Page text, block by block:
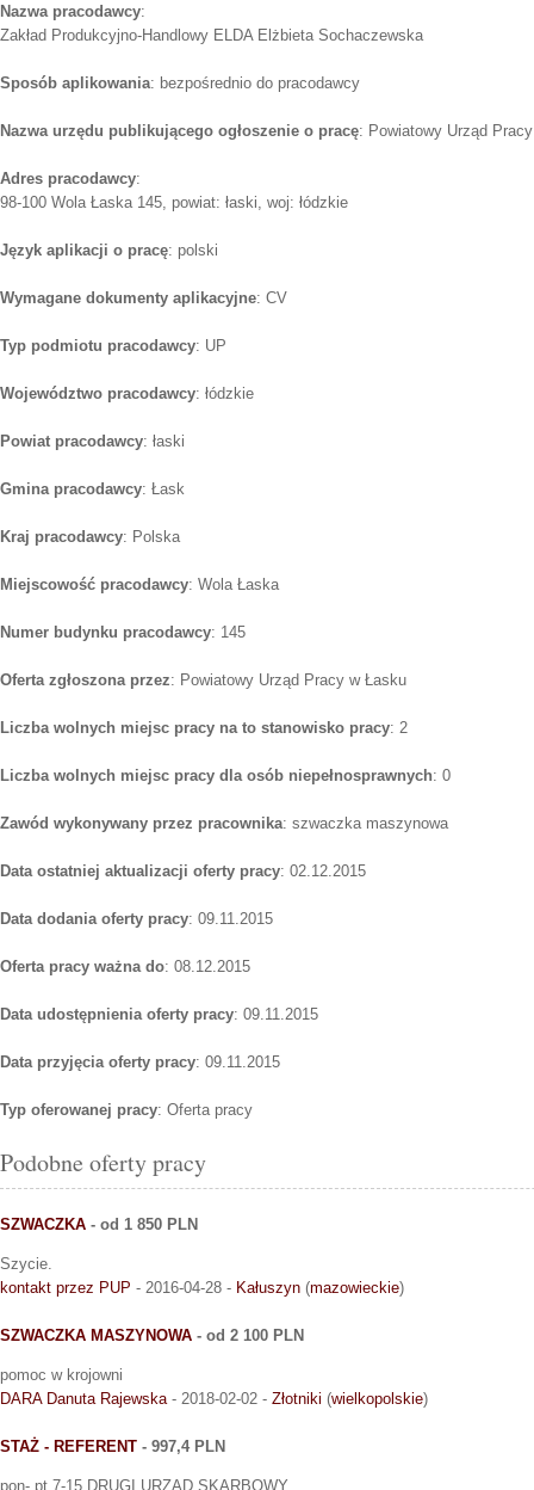
Nazwa pracodawcy:
Zakład Produkcyjno-Handlowy ELDA Elżbieta Sochaczewska
Sposób aplikowania: bezpośrednio do pracodawcy
Nazwa urzędu publikującego ogłoszenie o pracę: Powiatowy Urząd
Adres pracodawcy:
98-100 Wola Łaska 145, powiat: łaski, woj: łódzkie
Język aplikacji o pracę: polski
Wymagane dokumenty aplikacyjne: CV
Typ podmiotu pracodawcy: UP
Województwo pracodawcy: łódzkie
Powiat pracodawcy: łaski
Gmina pracodawcy: Łask
Kraj pracodawcy: Polska
Miejscowość pracodawcy: Wola Łaska
Numer budynku pracodawcy: 145
Oferta zgłoszona przez: Powiatowy Urząd Pracy w Łasku
Liczba wolnych miejsc pracy na to stanowisko pracy: 2
Liczba wolnych miejsc pracy dla osób niepełnosprawnych: 0
Zawód wykonywany przez pracownika: szwaczka maszynowa
Data ostatniej aktualizacji oferty pracy: 02.12.2015
Data dodania oferty pracy: 09.11.2015
Oferta pracy ważna do: 08.12.2015
Data udostępnienia oferty pracy: 09.11.2015
Data przyjęcia oferty pracy: 09.11.2015
Typ oferowanej pracy: Oferta pracy
Podobne oferty pracy
SZWACZKA - od 1 850 PLN
Szycie.
kontakt przez PUP - 2016-04-28 - Kałuszyn (mazowieckie)
SZWACZKA MASZYNOWA - od 2 100 PLN
pomoc w krojowni
DARA Danuta Rajewska - 2018-02-02 - Złotniki (wielkopolskie)
STAŻ - REFERENT - 997,4 PLN
pon- pt 7-15 DRUGI URZĄD SKARBOWY